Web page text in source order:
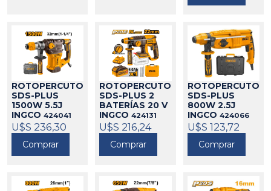
ROTOPERCUTOR
SDS-PLUS
1500W 5.5J
INGCO 424041
U$S 236,30
Comprar
ROTOPERCUTOR
SDS-PLUS 2
BATERÍAS 20 V
INGCO424131
U$S 216,24
Comprar
ROTOPERCUTOR
SDS-PLUS
800W 2.5J
INGCO 424066
U$S 123,72
Comprar